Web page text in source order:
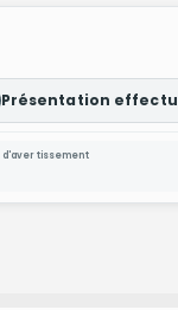
Présentation
d'avertissement